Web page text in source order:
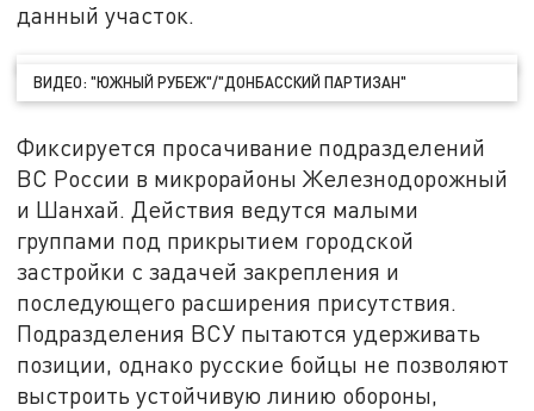
данный участок.
ВИДЕО: "ЮЖНЫЙ РУБЕЖ"/"ДОНБАССКИЙ ПАРТИЗАН"
Фиксируется просачивание подразделений
ВС России в микрорайоны Железнодорожный
и Шанхай. Действия ведутся малыми
группами под прикрытием городской
застройки с задачей закрепления и
последующего расширения присутствия.
Подразделения ВСУ пытаются удерживать
позиции, однако русские бойцы не позволяют
выстроить устойчивую линию обороны,